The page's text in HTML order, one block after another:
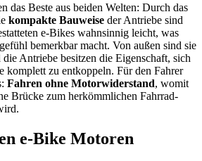
das Beste aus beiden Welten: Durch das
kompakte Bauweise der Antriebe sind
e-Bikes wahnsinnig leicht, was
bemerkbar macht. Von außen sind sie
Antriebe besitzen die Eigenschaft, sich
komplett zu entkoppeln. Für den Fahrer
Fahren ohne Motorwiderstand, womit
Brücke zum herkömmlichen Fahrrad-
e-Bike Motoren